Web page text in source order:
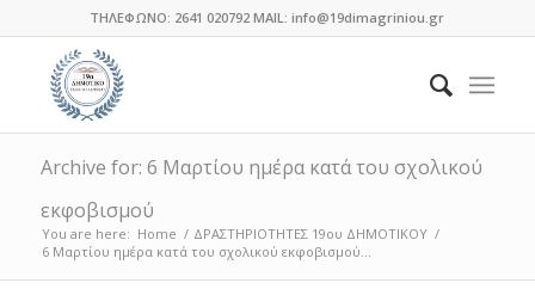
ΤΗΛΕΦΩΝΟ: 2641 020792 MAIL: info@19dimagriniou.gr
Archive for: 6 Μαρτίου ημέρα κατά του σχολικού
εκφοβισμού
You are here: Home / ΔΡΑΣΤΗΡΙΟΤΗΤΕΣ 19ου ΔΗΜΟΤΙΚΟΥ /
6 Μαρτίου ημέρα κατά του σχολικού εκφοβισμού...